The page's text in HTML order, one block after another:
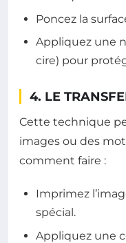
Poncez la
Appliquez une
cire) pour
4. LE
Cette technique
images ou des
comment faire :
Imprimez
spécial.
Appliquez une